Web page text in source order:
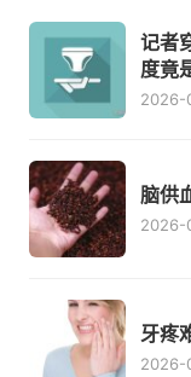
记者
度竟
2026-
脑供
2026-
牙疼
2026-